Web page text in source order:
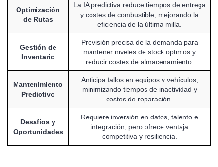
Optimización
de Rutas
La IA predictiva reduce tiempos de entrega
y costes de combustible, mejorando la
eficiencia de la última milla.
Gestión de
Inventario
Previsión precisa de la demanda para
mantener niveles de stock óptimos y
reducir costes de almacenamiento.
Mantenimiento
Predictivo
Anticipa fallos en equipos y vehículos,
minimizando tiempos de inactividad y
costes de reparación.
Desafíos y
Oportunidades
Requiere inversión en datos, talento e
integración, pero ofrece ventaja
competitiva y resiliencia.